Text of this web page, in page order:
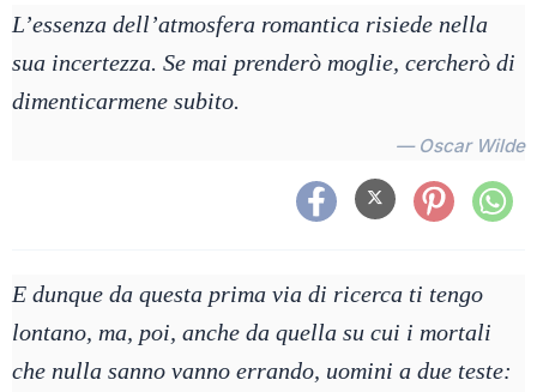
L’essenza dell’atmosfera romantica risiede nella
sua incertezza. Se mai prenderò moglie, cercherò di
dimenticarmene subito.
— Oscar Wilde
E dunque da questa prima via di ricerca ti tengo
lontano, ma, poi, anche da quella su cui i mortali
che nulla sanno vanno errando, uomini a due teste: